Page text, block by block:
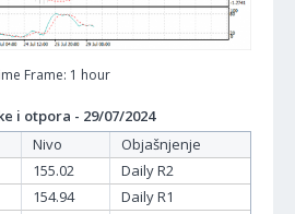
Frame: 1 hour
i otpora - 29/07/2024
Nivo
Objašnjenje
155.02
Daily R2
154.94
Daily R1